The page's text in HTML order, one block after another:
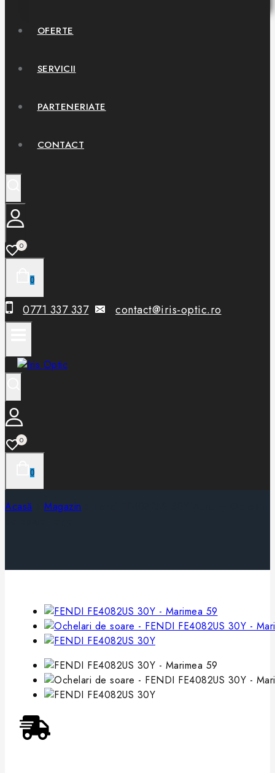
OFERTE
SERVICII
PARTENERIATE
CONTACT
0
0
0771 337 337 contact@iris-optic.ro
0
0
Acasă Magazin